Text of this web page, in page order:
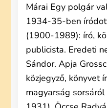
Márai Egy polgár
1934-35-ben
(1900-1989): író,
publicista. Eredeti
Sándor. Apja
közjegyző, könyvet
magyarság